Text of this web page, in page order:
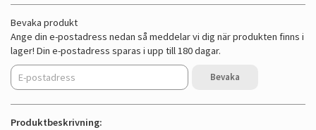
Bevaka produkt
Ange din e-postadress nedan så meddelar vi dig när produkten finns i
lager! Din e-postadress sparas i upp till 180 dagar.
Bevaka
Produktbeskrivning: